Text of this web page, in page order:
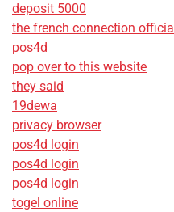
deposit 5000
the french connection official
pos4d
pop over to this website
they said
19dewa
privacy browser
pos4d login
pos4d login
pos4d login
togel online